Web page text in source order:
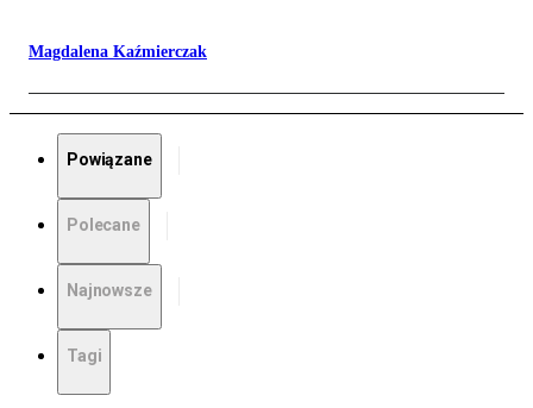
Magdalena Kaźmierczak
Powiązane
Polecane
Najnowsze
Tagi